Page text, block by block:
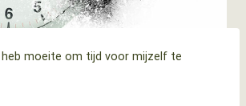
heb moeite om tijd voor mijzelf te